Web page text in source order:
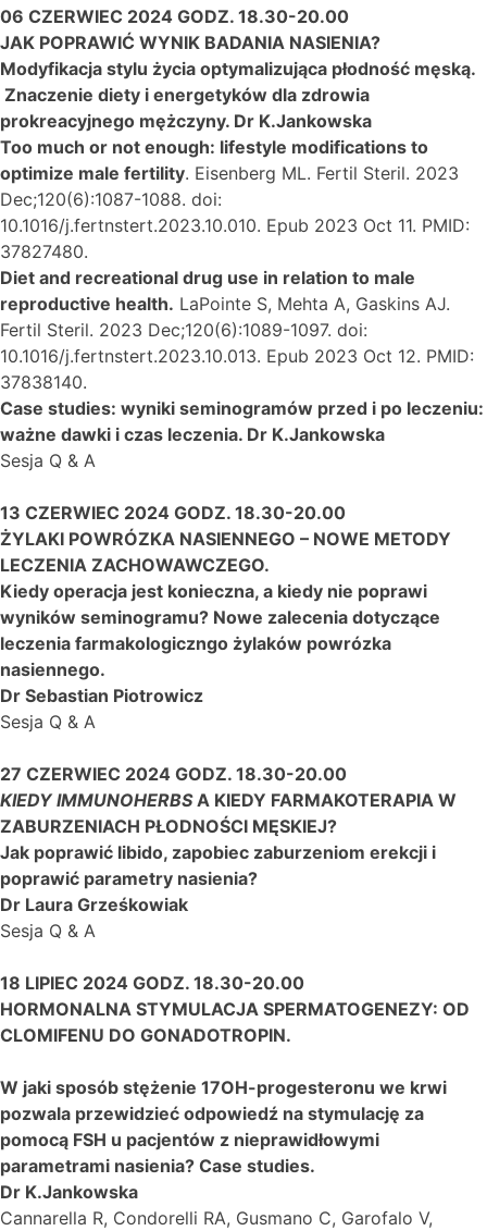
06 CZERWIEC 2024 GODZ. 18.30-20.00
JAK POPRAWIĆ WYNIK BADANIA NASIENIA?
Modyfikacja stylu życia optymalizująca płodność męską.
Znaczenie diety i energetyków dla zdrowia
prokreacyjnego mężczyny. Dr K.Jankowska
Too much or not enough: lifestyle modifications to
optimize male fertility. Eisenberg ML. Fertil Steril. 2023
Dec;120(6):1087-1088. doi:
10.1016/j.fertnstert.2023.10.010. Epub 2023 Oct 11. PMID:
37827480.
Diet and recreational drug use in relation to male
reproductive health. LaPointe S, Mehta A, Gaskins AJ.
Fertil Steril. 2023 Dec;120(6):1089-1097. doi:
10.1016/j.fertnstert.2023.10.013. Epub 2023 Oct 12. PMID:
37838140.
Case studies: wyniki seminogramów przed i po leczeniu:
ważne dawki i czas leczenia. Dr K.Jankowska
Sesja Q & A
13 CZERWIEC 2024 GODZ. 18.30-20.00
ŻYLAKI POWRÓZKA NASIENNEGO – NOWE METODY
LECZENIA ZACHOWAWCZEGO.
Kiedy operacja jest konieczna, a kiedy nie poprawi
wyników seminogramu? Nowe zalecenia dotyczące
leczenia farmakologiczngo żylaków powrózka
nasiennego.
Dr Sebastian Piotrowicz
Sesja Q & A
27 CZERWIEC 2024 GODZ. 18.30-20.00
KIEDY IMMUNOHERBSA KIEDY FARMAKOTERAPIA W
ZABURZENIACH PŁODNOŚCI MĘSKIEJ?
Jak poprawić libido, zapobiec zaburzeniom erekcji i
poprawić parametry nasienia?
Dr Laura Grześkowiak
Sesja Q & A
18 LIPIEC 2024 GODZ. 18.30-20.00
HORMONALNA STYMULACJA SPERMATOGENEZY: OD
CLOMIFENU DO GONADOTROPIN.
W jaki sposób stężenie 17OH-progesteronu we krwi
pozwala przewidzieć odpowiedź na stymulację za
pomocą FSH u pacjentów z nieprawidłowymi
parametrami nasienia? Case studies.
Dr K.Jankowska
Cannarella R, Condorelli RA, Gusmano C, Garofalo V,